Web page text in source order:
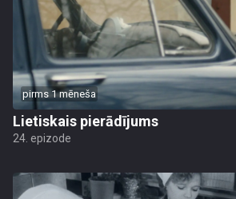
pirms 1 mēneša
Lietiskais pierādījums
24. epizode